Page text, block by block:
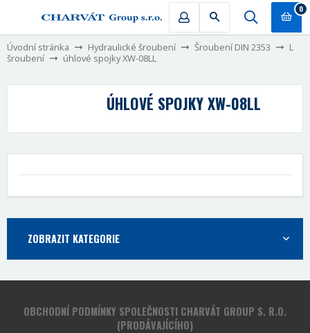
0
Úvodní stránka Hydraulické šroubení Šroubení DIN 2353
L
šroubení
úhlové spojky XW-08LL
ÚHLOVÉ SPOJKY XW-08LL
ZOBRAZIT KATEGORIE
OBCHODNÍ PODMÍNKY SPOLEČNOSTI CHARVÁT GROUP S. R.O.
(PRODÁVAJÍCÍHO)